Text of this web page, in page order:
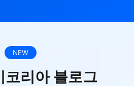
NEW
코리아 블로그